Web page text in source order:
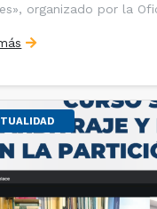
organizado por la
(CAM) de la